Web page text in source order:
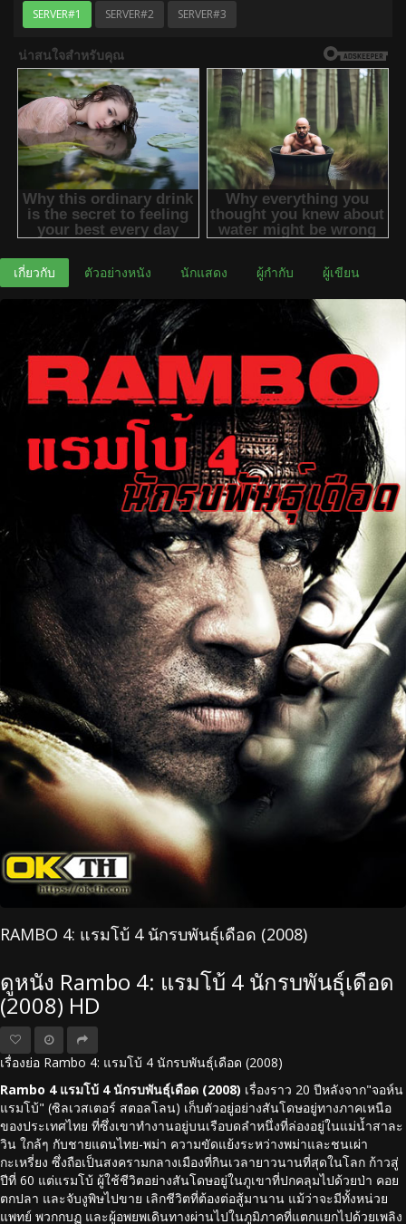
SERVER#1 SERVER#2 SERVER#3
เกี่ยวกับ ตัวอย่างหนัง นักแสดง ผู้กำกับ ผู้เขียน
RAMBO 4: แรมโบ้ 4 นักรบพันธุ์เดือด (2008)
ดูหนัง Rambo 4: แรมโบ้ 4 นักรบพันธุ์เดือด
(2008) HD
เรื่องย่อ Rambo 4: แรมโบ้ 4 นักรบพันธุ์เดือด (2008)
Rambo 4 แรมโบ้ 4 นักรบพันธุ์เดือด (2008) เรื่องราว 20 ปีหลังจาก"จอห์น
แรมโบ้" (ซิลเวสเตอร์ สตอลโลน) เก็บตัวอยู่อย่างสันโดษอยู่ทางภาคเหนือ
ของประเทศไทย ที่ซึ่งเขาทำงานอยู่บนเรือบดลำหนึ่งที่ล่องอยู่ในแม่น้ำสาละ
วิน ใกล้ๆ กับชายแดนไทย-พม่า ความขัดแย้งระหว่างพม่าและชนเผ่า
กะเหรี่ยง ซึ่งถือเป็นสงครามกลางเมืองที่กินเวลายาวนานที่สุดในโลก ก้าวสู่
ปีที่ 60 แต่แรมโบ้ ผู้ใช้ชีวิตอย่างสันโดษอยู่ในภูเขาที่ปกคลุมไปด้วยป่า คอย
ตกปลา และจับงูพิษไปขาย เลิกชีวิตที่ต้องต่อสู้มานาน แม้ว่าจะมีทั้งหน่วย
แพทย์ พวกกบฏ และผู้อพยพเดินทางผ่านไปในภูมิภาคที่แตกแยกไปด้วยเพลิง